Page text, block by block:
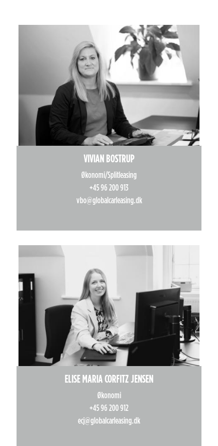
VIVIAN BOSTRUP
Økonomi/Splitleasing
+45 96 200 913
vbo@globalcarleasing.dk
ELISE MARIA CORFITZ JENSEN
Økonomi
+45 96 200 912
ecj@globalcarleasing.dk